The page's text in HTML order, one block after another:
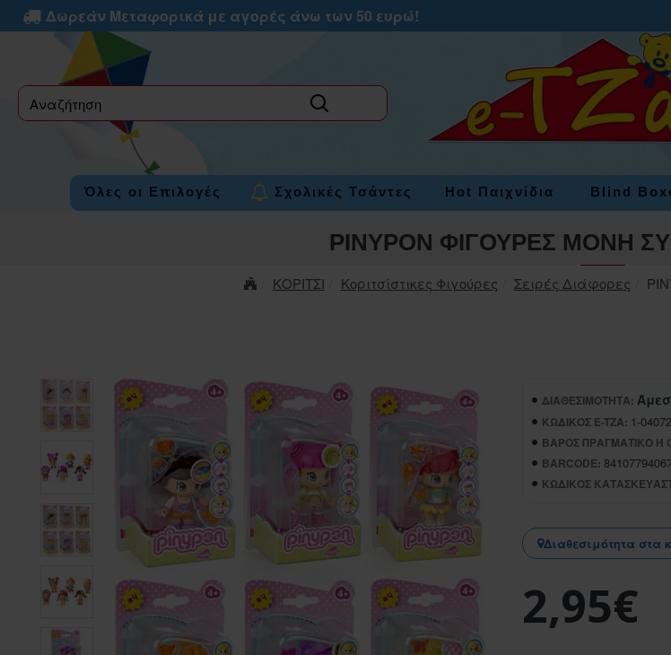
Δωρεάν Μεταφορικά με αγορές άνω των 50 ευρώ!
label
Όλες οι Επιλογές Σχολικές Τσάντες Hot Παιχνίδια Blind
ΚΟΡΙΤΣΙ Κοριτσίστικες Φιγούρες Σειρές Διάφορες
PINYPON ΦΙΓΟΥΡΕΣ ΜΟΝΗ
ΔΙΑΘΕΣΙΜΌΤΗΤΑ:
ΚΩΔΙΚΌΣ E-TZA: 1-
ΒΆΡΟΣ ΠΡΑΓΜΑΤΙΚΌ Ή
BARCODE:
ΚΩΔΙΚΌΣ
Διαθεσιμότητα στα
2,95€